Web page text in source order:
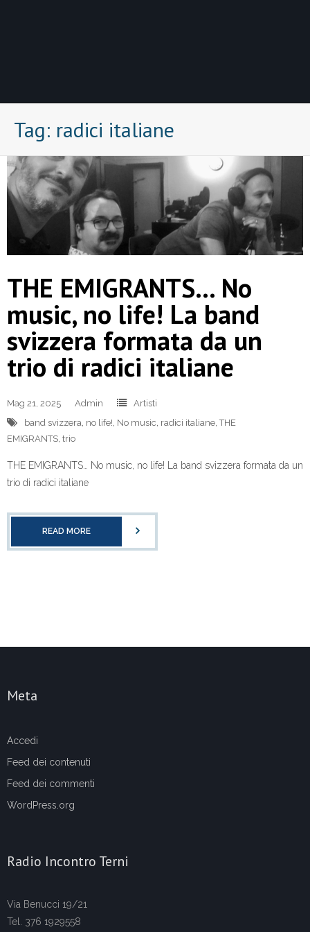
Tag: radici italiane
THE EMIGRANTS… No
music, no life! La band
svizzera formata da un
trio di radici italiane
Mag 21, 2025 Admin
Artisti
band svizzera no life! No music radici italiane ,THE
EMIGRANTS trio
THE EMIGRANTS… No music, no life! La band svizzera formata da un
trio di radici italiane
READ MORE
Meta
Accedi
Feed dei contenuti
Feed dei commenti
WordPress.org
Radio Incontro Terni
Via Benucci 19/21
Tel. 376 1929558